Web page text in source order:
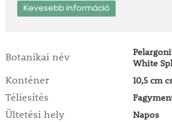
Kevesebb információ
Botanikai név
White
Konténer 10,5 cm
Téliesítés
Ültetési hely Napos